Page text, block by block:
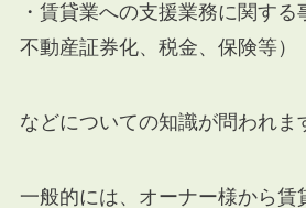
・賃貸業への支援業務に関する
不動産証券化、税金、保険等）
などについての知識が問われま
一般的には、オーナー様から賃